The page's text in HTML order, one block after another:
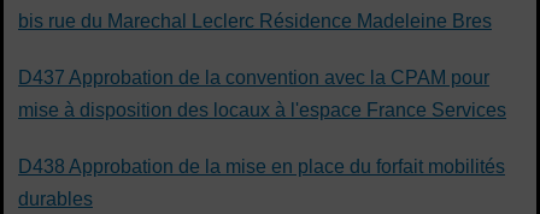
bis rue du Marechal Leclerc Résidence Madeleine Bres
D437 Approbation de la convention avec la CPAM pour
mise à disposition des locaux à l'espace France Services
D438 Approbation de la mise en place du forfait mobilités
durables